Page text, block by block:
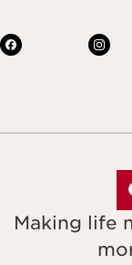
Making life